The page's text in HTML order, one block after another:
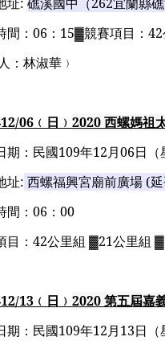
間： 06 ： 15▓競賽項目： 42
：林淑華﹚
12/06 ﹙日﹚ 2020西螺媽祖
期： 民國109年12月06日
址: 西螺福興宮廟前廣場 (
間： 06 ： 00
目： 42公里組 ▓21公里組
12/13 ﹙日﹚ 2020第五屆嘉
期： 民國109年12月13日